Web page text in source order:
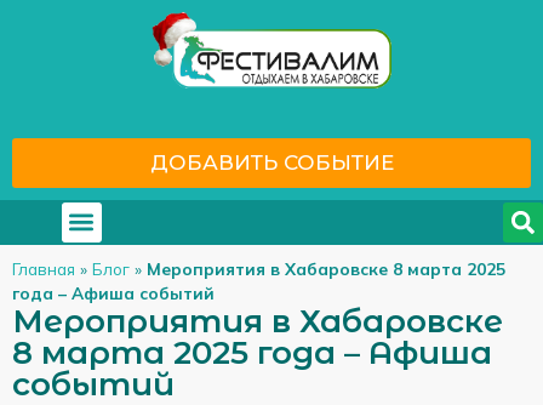
ДОБАВИТЬ СОБЫТИЕ
Главная » Блог » Мероприятия в Хабаровске 8 марта 2025
года – Афиша событий
Мероприятия в Хабаровске
8 марта 2025 года – Афиша
событий